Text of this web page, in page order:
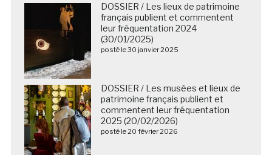
DOSSIER / Les lieux de patrimoine
français publient et commentent
leur fréquentation 2024
(30/01/2025)
posté le 30 janvier 2025
DOSSIER / Les musées et lieux de
patrimoine français publient et
commentent leur fréquentation
2025 (20/02/2026)
posté le 20 février 2026